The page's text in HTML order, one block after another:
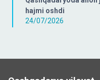
hajmi oshdi
24/07/2026